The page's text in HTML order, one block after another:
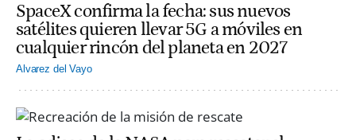
SpaceX confirma la fecha: sus nuevos
satélites quieren llevar 5G a móviles en
cualquier rincón del planeta en 2027
Alvarez del Vayo